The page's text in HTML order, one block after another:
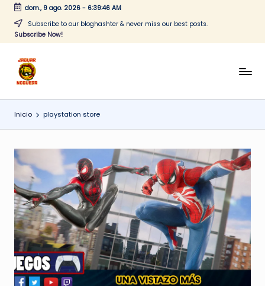
Saltar
dom., 9 ago. 2026- 6:39:46 AM
Subscribe to our bloghashter & never miss our best posts.
Subscribe Now!
J
a
g
a
r
N
o
g
u
e
CONTENIDO
Inicio playstation store